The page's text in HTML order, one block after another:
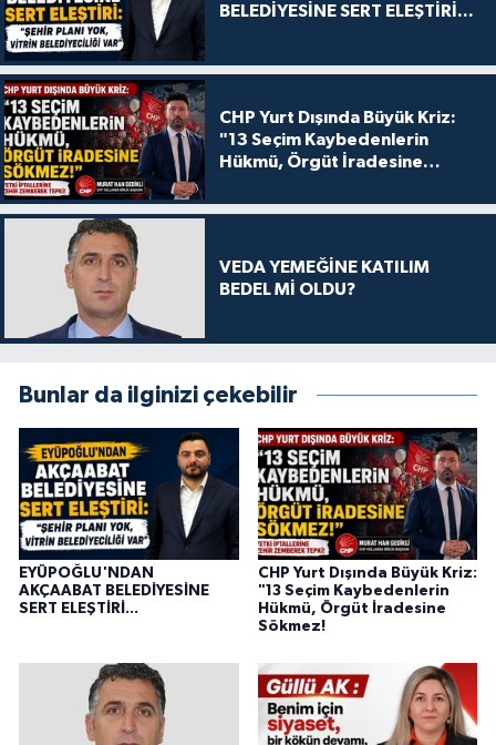
BELEDİYESİNE SERT ELEŞTİRİ...
CHP Yurt Dışında Büyük Kriz:
"13 Seçim Kaybedenlerin
Hükmü, Örgüt İradesine
VEDA YEMEĞİNE KATILIM
BEDEL Mİ OLDU?
Bunlar da ilginizi çekebilir
EYÜPOĞLU'NDAN
AKÇAABAT BELEDİYESİNE
SERT ELEŞTİRİ...
CHP Yurt Dışında Büyük Kriz:
"13 Seçim Kaybedenlerin
Hükmü, Örgüt İradesine
Sökmez!